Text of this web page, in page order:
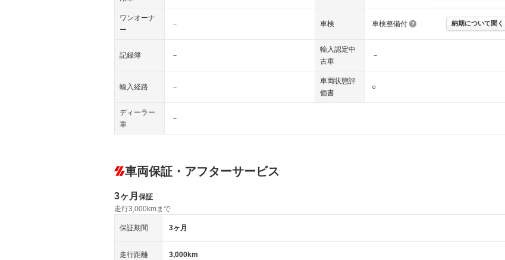
ワンオーナ
ー
－ 車検 車検整備付 納期について聞く
記録簿 －
輸入認定中
古車
－
輸入経路 －
車両状態評
価書
○
ディーラー
車
－
車両保証・アフターサービス
3ヶ月 保証
走行3,000kmまで
保証期間 3ヶ月
走行距離 3,000km